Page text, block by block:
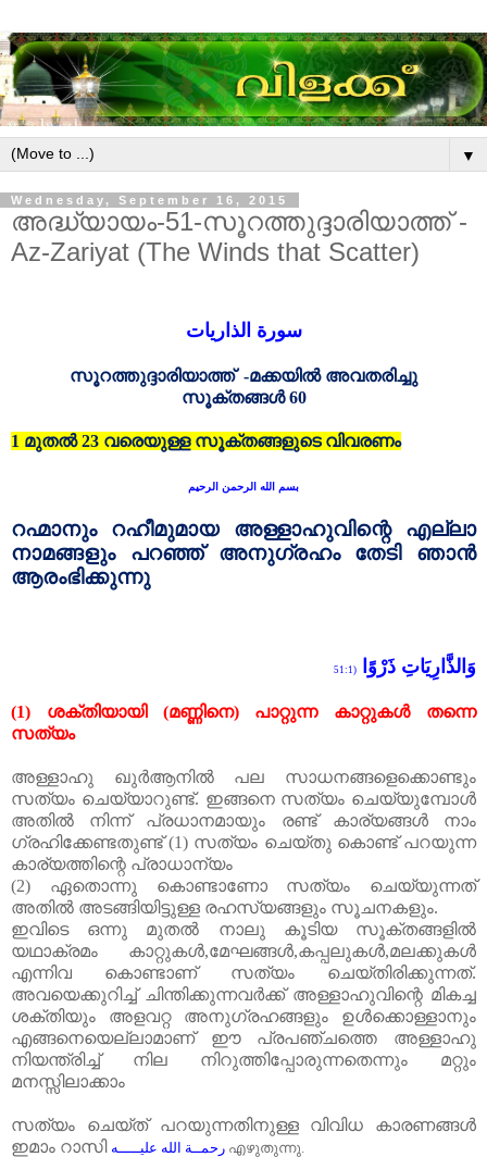
▼
Wednesday, September 16, 2015
അദ്ധ്യായം-51-സൂറത്തുദ്ദാരിയാത്ത് -
Az-Zariyat (The Winds that Scatter)
سورة الذاريات
സൂറത്തുദ്ദാരിയാത്ത് -മക്കയിൽ അവതരിച്ചു
സൂക്തങ്ങൾ60
1 മുതൽ 23 വരെയുള്ള സൂക്തങ്ങളുടെ വിവരണം
بسم الله الرحمن الرحيم
റഹ്മാനും റഹീമുമായ അള്ളാഹുവിന്റെ
എല്ലാ
നാമങ്ങളും
പറഞ്ഞ് അനുഗ്രഹം തേടി
ഞാൻ
ആരംഭിക്കുന്നു
وَالذَّارِيَاتِ ذَرْوًا (51:1
(1) ശക്തിയായി(മണ്ണിനെ) പാറ്റുന്ന കാറ്റുകൾ
തന്നെ
സത്യം
അള്ളാഹു ഖുർആനിൽ പല
സാധനങ്ങളെക്കൊണ്ടും
സത്യം ചെയ്യാറുണ്ട്. ഇങ്ങനെ സത്യം ചെയ്യുമ്പോൾ
അതിൽ
നിന്ന് പ്രധാനമായും രണ്ട് കാര്യങ്ങൾ
നാം
ഗ്രഹിക്കേണ്ടതുണ്ട്(1) സത്യം ചെയ്തു കൊണ്ട് പറയുന്ന
കാര്യത്തിന്റെ പ്രാധാന്യം
(2) ഏതൊന്നു കൊണ്ടാണോ സത്യം
ചെയ്യുന്നത്
അതിൽ അടങ്ങിയിട്ടുള്ള രഹസ്യങ്ങളും സൂചനകളും.
ഇവിടെ
ഒന്നു മുതൽ നാലു കൂടിയ
സൂക്തങ്ങളിൽ
യഥാക്രമം
കാറ്റുകൾ,മേഘങ്ങൾ,കപ്പലുകൾ,മലക്കുകൾ
എന്നിവ
കൊണ്ടാണ് സത്യം ചെയ്തിരിക്കുന്നത്.
അവയെക്കുറിച്ച്
ചിന്തിക്കുന്നവർക്ക് അള്ളാഹുവിന്റെ മികച്ച
ശക്തിയും
അളവറ്റ അനുഗ്രഹങ്ങളും
ഉൾക്കൊള്ളാനും
എങ്ങനെയെല്ലാമാണ്
ഈ പ്രപഞ്ചത്തെ
അള്ളാഹു
നിയന്ത്രിച്ച്
നില നിറുത്തിപ്പോരുന്നതെന്നും
മറ്റും
മനസ്സിലാക്കാം
സത്യം ചെയ്ത് പറയുന്നതിനുള്ള വിവിധ കാരണങ്ങൾ
ഇമാം റാസി رحمــة الله عليـــــه എഴുതുന്നു.